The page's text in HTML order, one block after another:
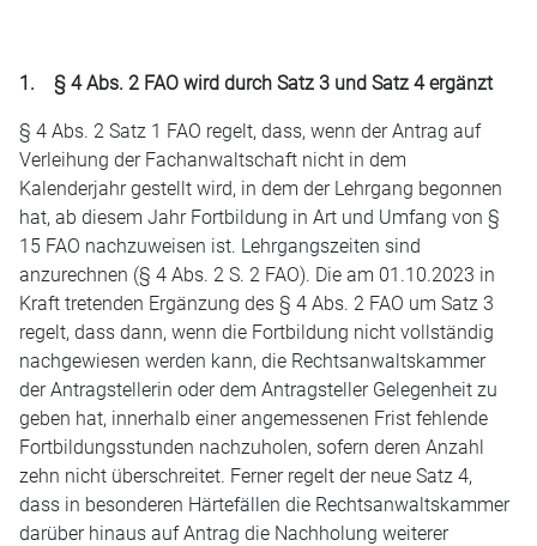
1. § 4 Abs. 2 FAO wird durch Satz 3 und Satz 4 ergänzt
§ 4 Abs. 2 Satz 1 FAO regelt, dass, wenn der Antrag auf
Verleihung der Fachanwaltschaft nicht in dem
Kalenderjahr gestellt wird, in dem der Lehrgang begonnen
hat, ab diesem Jahr Fortbildung in Art und Umfang von §
15 FAO nachzuweisen ist. Lehrgangszeiten sind
anzurechnen (§ 4 Abs. 2 S. 2 FAO). Die am 01.10.2023 in
Kraft tretenden Ergänzung des § 4 Abs. 2 FAO um Satz 3
regelt, dass dann, wenn die Fortbildung nicht vollständig
nachgewiesen werden kann, die Rechtsanwaltskammer
der Antragstellerin oder dem Antragsteller Gelegenheit zu
geben hat, innerhalb einer angemessenen Frist fehlende
Fortbildungsstunden nachzuholen, sofern deren Anzahl
zehn nicht überschreitet. Ferner regelt der neue Satz 4,
dass in besonderen Härtefällen die Rechtsanwaltskammer
darüber hinaus auf Antrag die Nachholung weiterer